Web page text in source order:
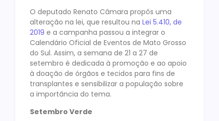
O deputado Renato Câmara propôs uma
alteração na lei, que resultou na Lei 5.410, de
2019 e a campanha passou a integrar o
Calendário Oficial de Eventos de Mato Grosso
do Sul. Assim, a semana de 21 a 27 de
setembro é dedicada à promoção e ao apoio
à doação de órgãos e tecidos para fins de
transplantes e sensibilizar a população sobre
a importância do tema.
Setembro Verde